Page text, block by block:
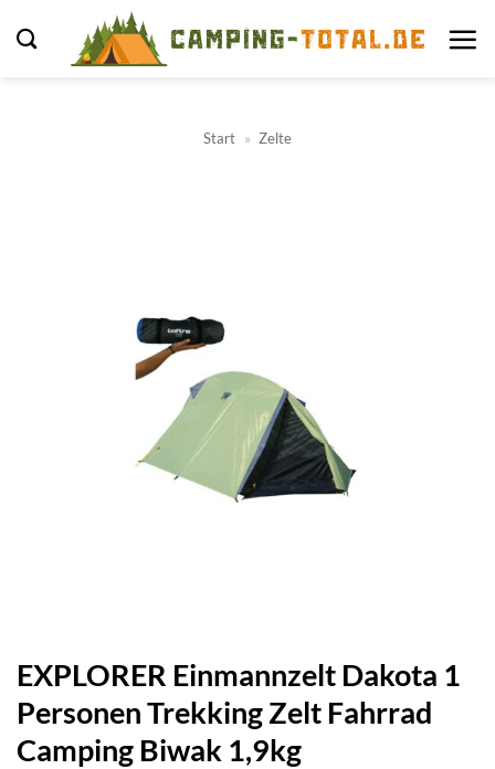
Inhalt
Start » Zelte
EXPLORER Einmannzelt Dakota 1
Personen Trekking Zelt Fahrrad
Camping Biwak 1,9kg